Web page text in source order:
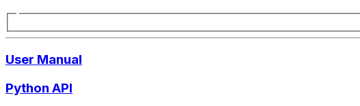
User Manual
Python API